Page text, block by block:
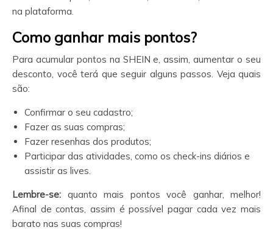
na plataforma.
Como ganhar mais pontos?
Para acumular pontos na SHEIN e, assim, aumentar o seu
desconto, você terá que seguir alguns passos. Veja quais
são:
Confirmar o seu cadastro;
Fazer as suas compras;
Fazer resenhas dos produtos;
Participar das atividades, como os check-ins diários e
assistir as lives.
Lembre-se: quanto mais pontos você ganhar, melhor!
Afinal de contas, assim é possível pagar cada vez mais
barato nas suas compras!